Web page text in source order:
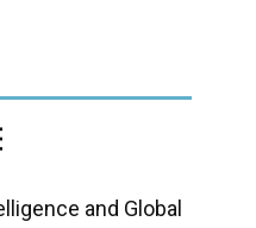
and Global